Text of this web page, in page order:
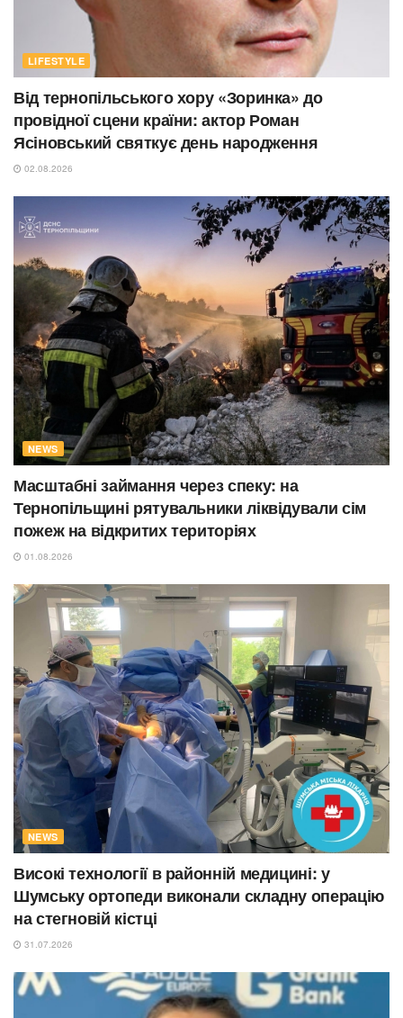
LIFESTYLE
Від тернопільського хору «Зоринка» до
провідної сцени країни: актор Роман
Ясіновський святкує день народження
02.08.2026
NEWS
Масштабні займання через спеку: на
Тернопільщині рятувальники ліквідували сім
пожеж на відкритих територіях
01.08.2026
NEWS
Високі технології в районній медицині: у
Шумську ортопеди виконали складну операцію
на стегновій кістці
31.07.2026